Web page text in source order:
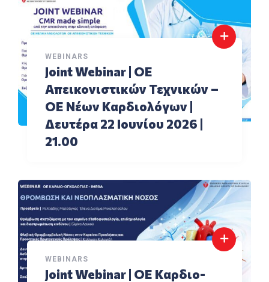
WEBINARS
Joint Webinar | ΟΕ
Aπεικονιστικών Τεχνικών –
ΟΕ Νέων Καρδιολόγων |
Δευτέρα 22 Ιουνίου 2026 |
21.00
WEBINARS
Joint Webinar | ΟΕ Καρδιο-